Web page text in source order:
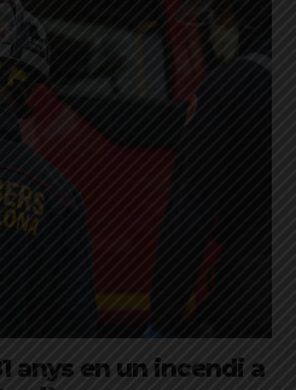
anys en un incendi a